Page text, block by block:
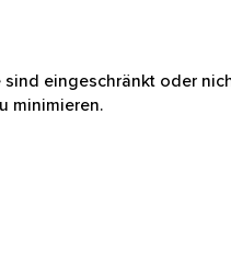
eingeschränkt oder
minimieren.